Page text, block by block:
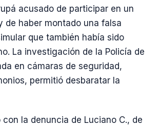
acusado de participar en un
de haber montado una falsa
que también había sido
La investigación de la Policía de
en cámaras de seguridad,
permitió desbaratar la
con la denuncia de Luciano C., de